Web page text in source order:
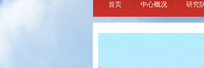
首页 中心概况 研究